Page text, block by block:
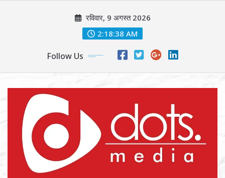
रविवार, 9 अगस्त 2026
2:18:40 AM
Follow Us